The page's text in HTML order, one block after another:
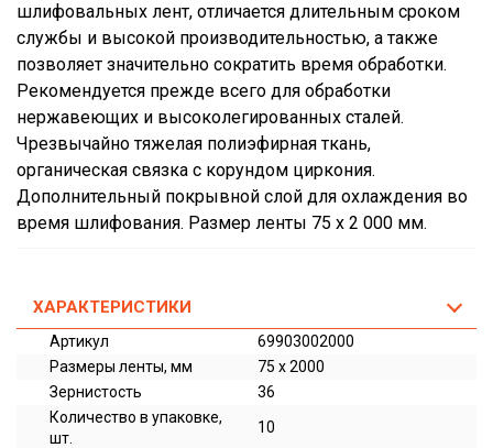
шлифовальных лент, отличается длительным сроком
службы и высокой производительностью, а также
позволяет значительно сократить время обработки.
Рекомендуется прежде всего для обработки
нержавеющих и высоколегированных сталей.
Чрезвычайно тяжелая полиэфирная ткань,
органическая связка с корундом циркония.
Дополнительный покрывной слой для охлаждения во
время шлифования. Размер ленты 75 x 2 000 мм.
ХАРАКТЕРИСТИКИ
Артикул
69903002000
Размеры ленты, мм
75 x 2000
Зернистость
36
Количество в упаковке,
шт.
10